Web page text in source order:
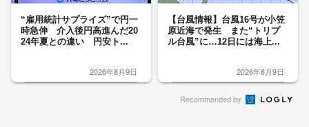
“雇用統計サプライズ”で円一
時急伸 介入後円高進んだ20
24年夏との違い 円安ト...
2026年8月9日
【台風情報】台風16号が小笠
原近海で発生 また“トリプ
ル台風”に…12日には海上...
2026年8月9日
Recommended by